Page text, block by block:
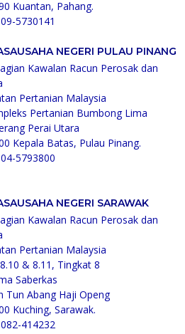
Kuantan, Pahang.
5730141
NEGERI PULAU PINANG
Kawalan Racun Perosak dan
Pertanian Malaysia
Pertanian Bumbong Lima
Perai Utara
Kepala Batas, Pulau Pinang.
5793800
NEGERI SARAWAK
Kawalan Racun Perosak dan
Pertanian Malaysia
& 8.11, Tingkat 8
Saberkas
Tun Abang Haji Openg
Kuching, Sarawak.
414232